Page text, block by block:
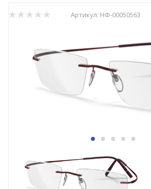
Артикул: НФ-00050563